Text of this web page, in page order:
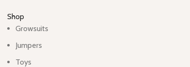
Shop
Growsuits
Jumpers
Toys